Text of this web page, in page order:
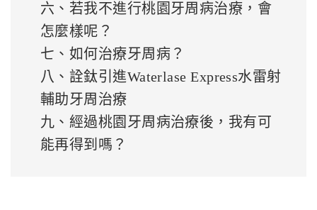
六、若我不進行桃園牙周病治療，會
怎麼樣呢？
七、如何治療牙周病？
八、詮鈦引進Waterlase Express水雷射
輔助牙周治療
九、經過桃園牙周病治療後，我有可
能再得到嗎？